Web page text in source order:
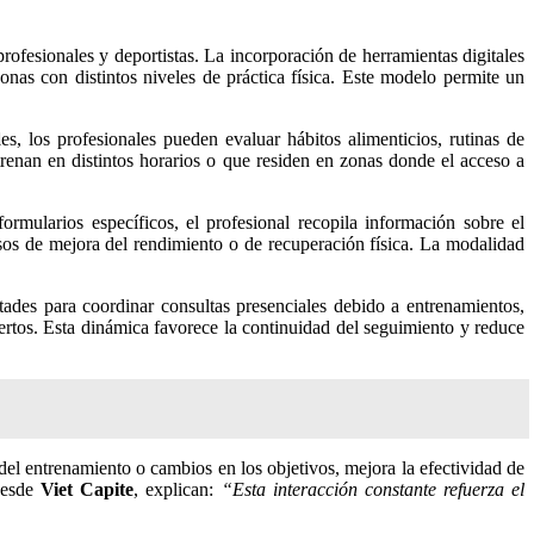
con distintos niveles de práctica física. Este modelo permite un
los profesionales pueden evaluar hábitos alimenticios, rutinas de
en distintos horarios o que residen en zonas donde el acceso a
específicos, el profesional recopila información sobre el
de mejora del rendimiento o de recuperación física. La modalidad
para coordinar consultas presenciales debido a entrenamientos,
Esta dinámica favorece la continuidad del seguimiento y reduce
entrenamiento o cambios en los objetivos, mejora la efectividad de
Viet Capite, explican: “Esta interacción constante refuerza el